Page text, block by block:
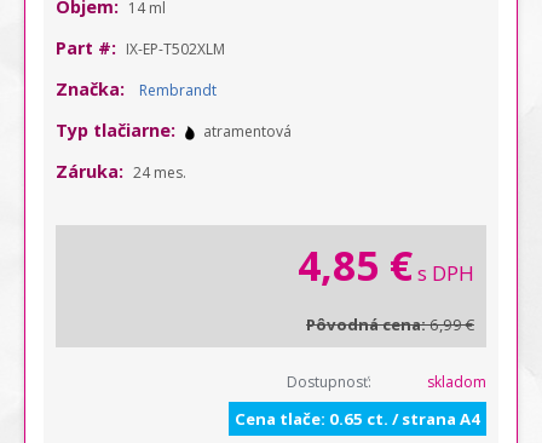
Objem: 14 ml
Part #: IX-EP-T502XLM
Značka: Rembrandt
Typ tlačiarne: atramentová
Záruka: 24 mes.
4,85 €s DPH
Pôvodná cena:6,99 €
Dostupnosť: skladom
Cena tlače: 0.65 ct. / strana A4